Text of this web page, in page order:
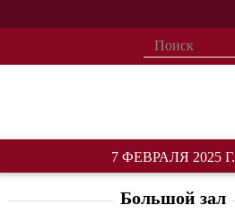
7 ФЕВРАЛЯ 2025 Г.
Большой зал